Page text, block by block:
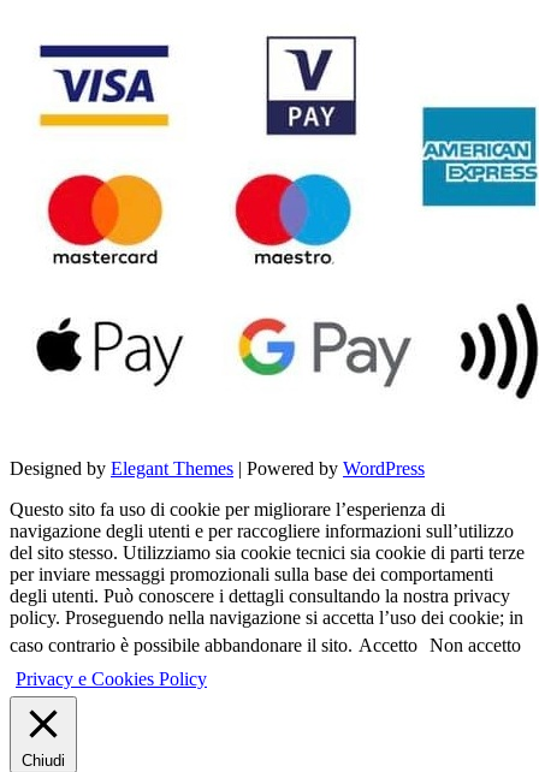
Designed by Elegant Themes | Powered by WordPress
Questo sito fa uso di cookie per migliorare l’esperienza di
navigazione degli utenti e per raccogliere informazioni sull’utilizzo
del sito stesso. Utilizziamo sia cookie tecnici sia cookie di parti terze
per inviare messaggi promozionali sulla base dei comportamenti
degli utenti. Può conoscere i dettagli consultando la nostra privacy
policy. Proseguendo nella navigazione si accetta l’uso dei cookie; in
caso contrario è possibile abbandonare il sito. Accetto Non accetto
Privacy e Cookies Policy
Chiudi